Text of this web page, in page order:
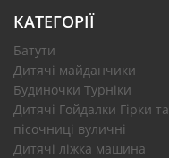
КАТЕГОРІЇ
Батути
Дитячі майданчики
Будиночки Турніки
Дитячі Гойдалки Гірки та
пісочниці вуличні
Дитячі ліжка машина